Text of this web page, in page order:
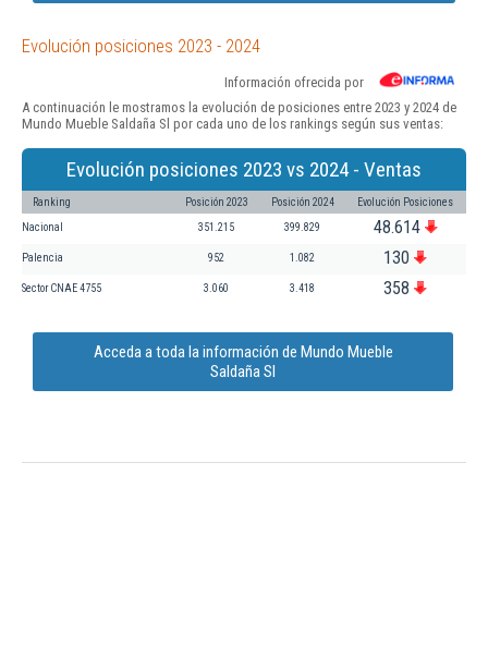
Evolución posiciones 2023 - 2024
Información ofrecida por
A continuación le mostramos la evolución de posiciones entre 2023 y 2024 de
Mundo Mueble Saldaña Sl por cada uno de los rankings según sus ventas:
Evolución posiciones 2023 vs 2024 - Ventas
Ranking Posición 2023 Posición 2024 Evolución Posiciones
Nacional 351.215 399.829 48.614
Palencia 952 1.082 130
Sector CNAE 4755 3.060 3.418 358
Acceda a toda la información de Mundo Mueble
Saldaña Sl